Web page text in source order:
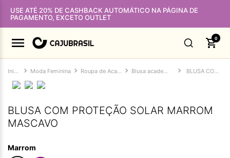
USE ATÉ 20% DE CASHBACK AUTOMÁTICO NA PÁGINA DE
PAGAMENTO, EXCETO OUTLET
0
Moda Feminina Roupa de Academia Feminina Blusa academia feminina BLUSA COM PROTEÇÃO SOLAR MARROM MASCAVO
BLUSA COM PROTEÇÃO SOLAR MARROM
MASCAVO
Marrom